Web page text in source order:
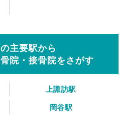
主要駅から
院・接骨院をさがす
上諏訪駅
岡谷駅